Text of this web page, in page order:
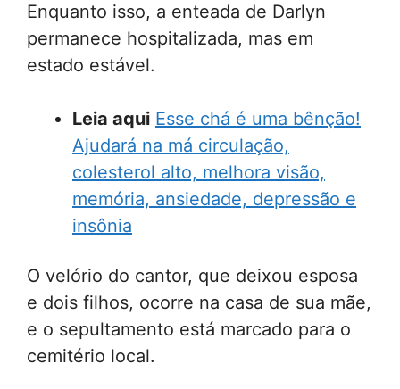
Enquanto isso, a enteada de Darlyn
permanece hospitalizada, mas em
estado estável.
Leia aqui Esse chá é uma bênção!
Ajudará na má circulação,
colesterol alto, melhora visão,
memória, ansiedade, depressão e
insônia
O velório do cantor, que deixou esposa
e dois filhos, ocorre na casa de sua mãe,
e o sepultamento está marcado para o
cemitério local.